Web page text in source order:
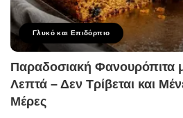
Γλυκό και Επιδόρπιο
Παραδοσιακή Φανουρόπιτα
Λεπτά – Δεν Τρίβεται και
Μέρες